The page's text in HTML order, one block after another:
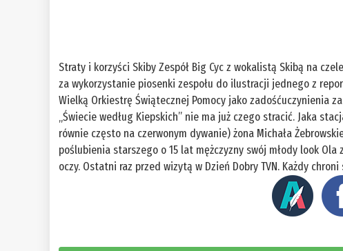
Straty i korzyści Skiby Zespół Big Cyc z wokalistą Skibą na
za wykorzystanie piosenki zespołu do ilustracji jednego z
Wielką Orkiestrę Świątecznej Pomocy jako zadośćuczynienia
„Świecie według Kiepskich” nie ma już czego stracić. Jaka
równie często na czerwonym dywanie) żona Michała
poślubienia starszego o 15 lat mężczyzny swój młody look
oczy. Ostatni raz przed wizytą w Dzień Dobry TVN. Każdy chroni